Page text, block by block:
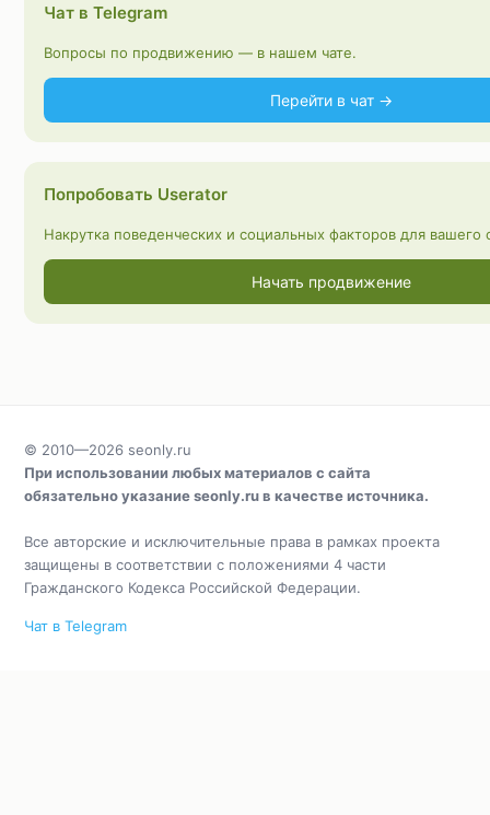
Чат в Telegram
Вопросы по продвижению — в нашем чате.
Перейти в чат →
Попробовать Userator
Накрутка поведенческих и социальных факторов для вашего
Начать продвижение
© 2010—2026 seonly.ru
При использовании любых материалов с сайта
обязательно указаниеseonly.ruв качестве источника.
Все авторские и исключительные права в рамках проекта
защищены в соответствии с положениями 4 части
Гражданского Кодекса Российской Федерации.
Чат в Telegram